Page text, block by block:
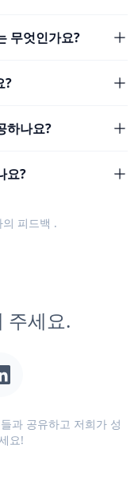
무엇인가요?
?
하나요?
요?
피드백 .
주세요.
과 공유하고 저희가 성
요!